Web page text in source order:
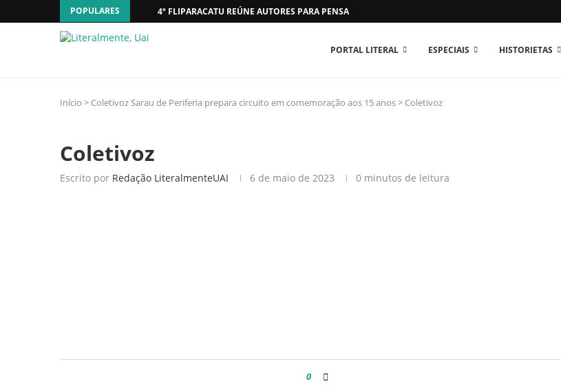
POPULARES 4º FLIPARACATU REÚNE AUTORES PARA PENSAR O MUNDO...
PORTAL LITERAL ESPECIAIS HISTORIETAS
Início > Coletivoz Sarau de Periferia prepara circuito em comemoração aos 15 anos> Coletivoz
Coletivoz
Escrito por Redação LiteralmenteUAI 6 de maio de 2023 0 minutos de leitura
0